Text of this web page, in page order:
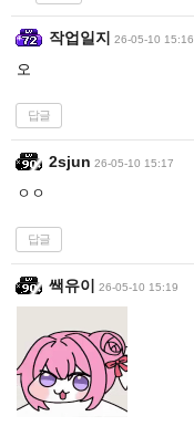
작업일지 26-05-10 15:16
오
답글
2sjun 26-05-10 15:17
ㅇㅇ
답글
쌕유이 26-05-10 15:19